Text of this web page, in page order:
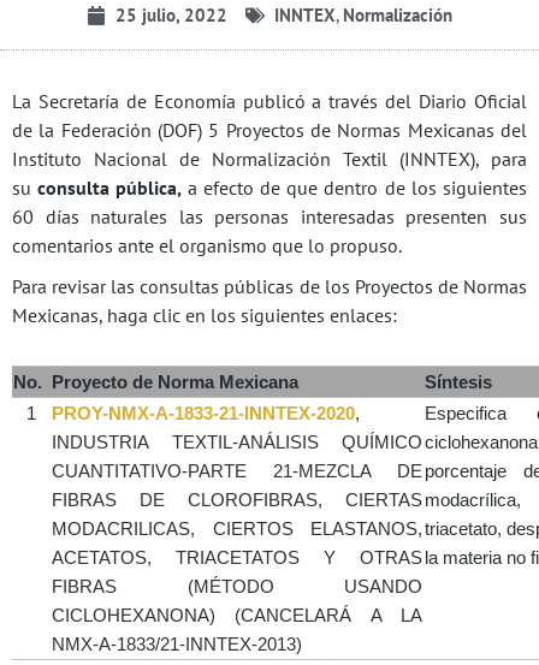
25 julio, 2022 INNTEX, Normalización
La Secretaría de Economía publicó a través del Diario Oficial
de la Federación (DOF) 5 Proyectos de Normas Mexicanas del
Instituto Nacional de Normalización Textil (INNTEX), para
suconsulta pública, a efecto de que dentro de los siguientes
60 días naturales las personas interesadas presenten sus
comentarios ante el organismo que lo propuso.
Para revisar las consultas públicas de los Proyectos de Normas
Mexicanas, haga clic en los siguientes enlaces:
No. Proyecto de Norma Mexicana
Síntesis
1
PROY-NMX-A-1833-21-INNTEX-2020,
INDUSTRIA TEXTIL-ANÁLISIS QUÍMICO
CUANTITATIVO-PARTE 21-MEZCLA DE
FIBRAS DE CLOROFIBRAS, CIERTAS
MODACRILICAS, CIERTOS ELASTANOS,
ACETATOS, TRIACETATOS Y OTRAS
FIBRAS (MÉTODO USANDO
CICLOHEXANONA) (CANCELARÁ A LA
NMX-A-1833/21-INNTEX-2013)
porcentaje
triacetato,
la materia no